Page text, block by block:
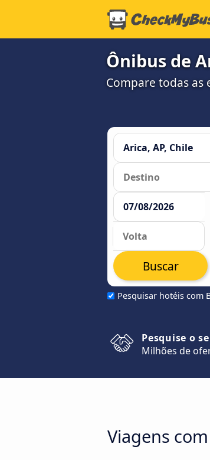
Ônibus de
Compare todas as
Pesquisar hotéis com
Buscar
Pesquise o
Milhões de
Viagens